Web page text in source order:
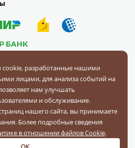
Компания.Все права
персональных данных
разработанные нашими
лицами, для анализа событий на
нам улучшать
и обслуживание.
нашего сайта, вы принимаете
Более подробные сведения
в отношении файлов Cookie.